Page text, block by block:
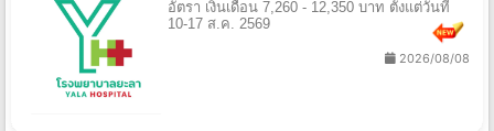
อัตรา เงินเดือน 7,260 - 12,350 บาท ตั้งแต่วันที่
10-17 ส.ค. 2569
2026/08/08